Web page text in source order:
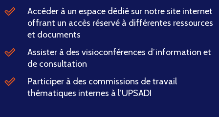
Accéder à un espace dédié sur notre site internet
offrant un accès réservé à différentes ressources
et documents
Assister à des visioconférences d’information et
de consultation
Participer à des commissions de travail
thématiques internes à l’UPSADI